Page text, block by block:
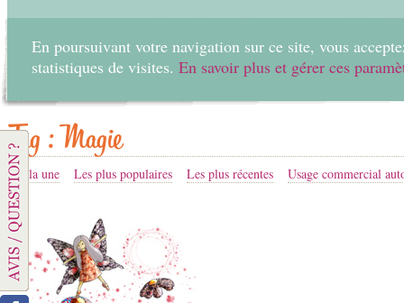
En poursuivant votre navigation sur ce site, vous
statistiques de visites. En savoir plus et gérer ces
Tag : Magie
A la une Les plus populaires Les plus récentes Usage commercial